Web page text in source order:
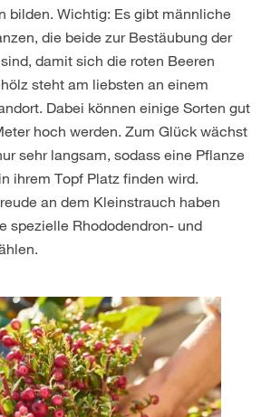
bilden. Wichtig: Es gibt männliche
die beide zur Bestäubung der
damit sich die roten Beeren
steht am liebsten an einem
Dabei können einige Sorten gut
hoch werden. Zum Glück wächst
sehr langsam, sodass eine Pflanze
ihrem Topf Platz finden wird.
an dem Kleinstrauch haben
spezielle Rhododendron- und